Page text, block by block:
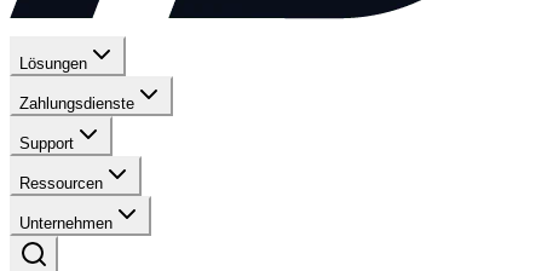
Lösungen
Zahlungsdienste
Support
Ressourcen
Unternehmen